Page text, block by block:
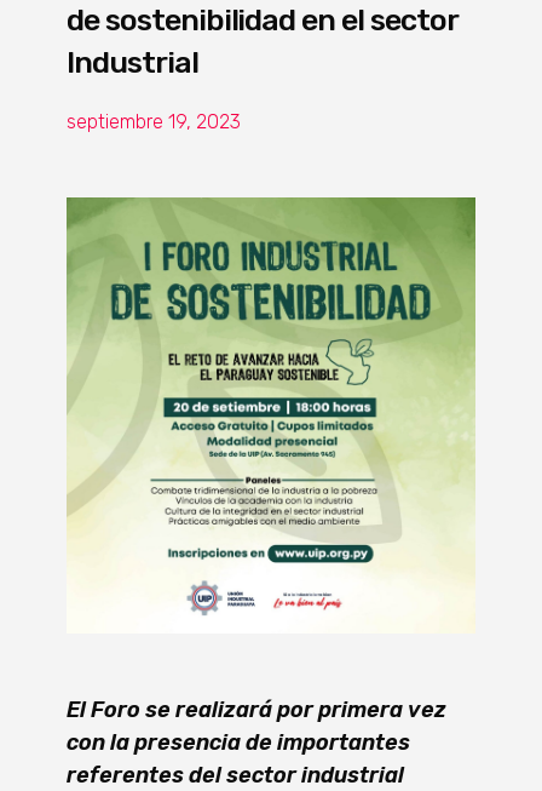
de sostenibilidad en el sector
Industrial
septiembre 19, 2023
El Foro se realizará por primera vez
con la presencia de importantes
referentes del sector industrial